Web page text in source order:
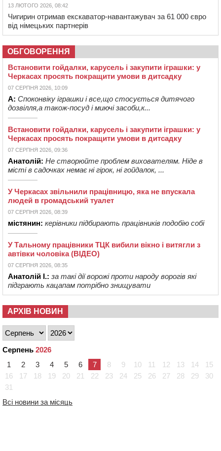
13 ЛЮТОГО 2026, 08:42
Чигирин отримав екскаватор-навантажувач за 61 000 євро
від німецьких партнерів
ОБГОВОРЕННЯ
Встановити гойдалки, карусель і закупити іграшки: у
Черкасах просять покращити умови в дитсадку
07 СЕРПНЯ 2026, 10:09
А: Споконвіку іграшки і все,що стосується дитячого
дозвілля,а також-посуд і миючі засоби,к...
Встановити гойдалки, карусель і закупити іграшки: у
Черкасах просять покращити умови в дитсадку
07 СЕРПНЯ 2026, 09:36
Анатолій: Не створюйте проблем вихователям. Ніде в
місті в садочках немає ні гірок, ні гойдалок, ...
У Черкасах звільнили працівницю, яка не впускала
людей в громадський туалет
07 СЕРПНЯ 2026, 08:39
містянин: керівники підбирають працівників подобію собі
У Тальному працівники ТЦК вибили вікно і витягли з
автівки чоловіка (ВІДЕО)
07 СЕРПНЯ 2026, 08:35
Анатолій І.: за такі дії ворожі проти народу ворогів які
підграють кацапам потрібно знищувати
АРХІВ НОВИН
Серпень 2026
1
2 3 4 5 6 7 8 9 10 11 12 13 14
15
16
17 18 19 20 21 22 23 24 25 26 27 28 29
30
31
Всі новини за місяць